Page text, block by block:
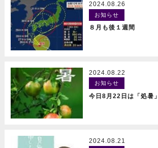
READ MORE
2024.08.26
お知らせ
８月も後１週間
READ MORE
2024.08.22
お知らせ
今日8月22日は「処暑」
2024.08.21